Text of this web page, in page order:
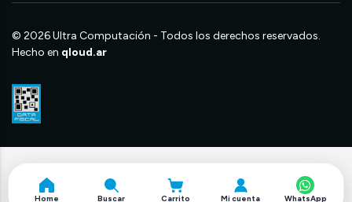
© 2026 Ultra Computación - Todos los derechos reservados.
Hecho en qloud.ar
Home Buscar Carrito Mi cuenta